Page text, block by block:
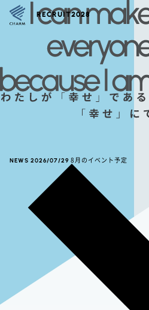
RECRUIT2028
NEWS 2026/07/29 8月のイベント予定